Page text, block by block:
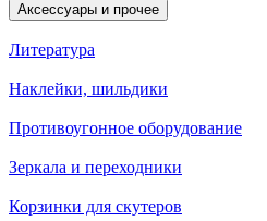
Аксессуары и прочее
Литература
Наклейки, шильдики
Противоугонное оборудование
Зеркала и переходники
Корзинки для скутеров